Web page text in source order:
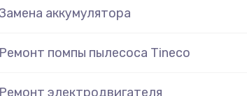
аккумулятора
Ремонт помпы пылесоса Tineco
Ремонт электродвигателя